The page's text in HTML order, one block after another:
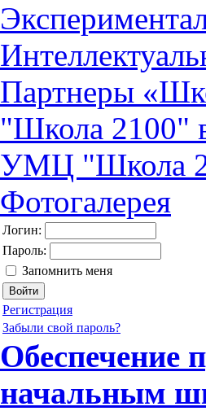
Партнеры
"Школа 2100"
УМЦ "Школа
Фотогалерея
Логин:
Пароль:
Запомнить меня
Регистрация
Забыли свой пароль?
Обеспечение
начальным